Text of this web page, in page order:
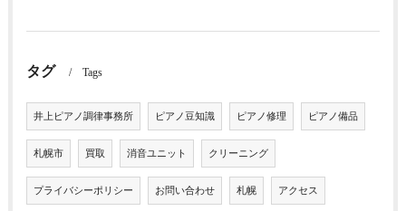
タグ Tags
井上ピアノ調律事務所 ピアノ豆知識 ピアノ修理 ピアノ備品
札幌市 買取 消音ユニット クリーニング
プライバシーポリシー お問い合わせ 札幌 アクセス